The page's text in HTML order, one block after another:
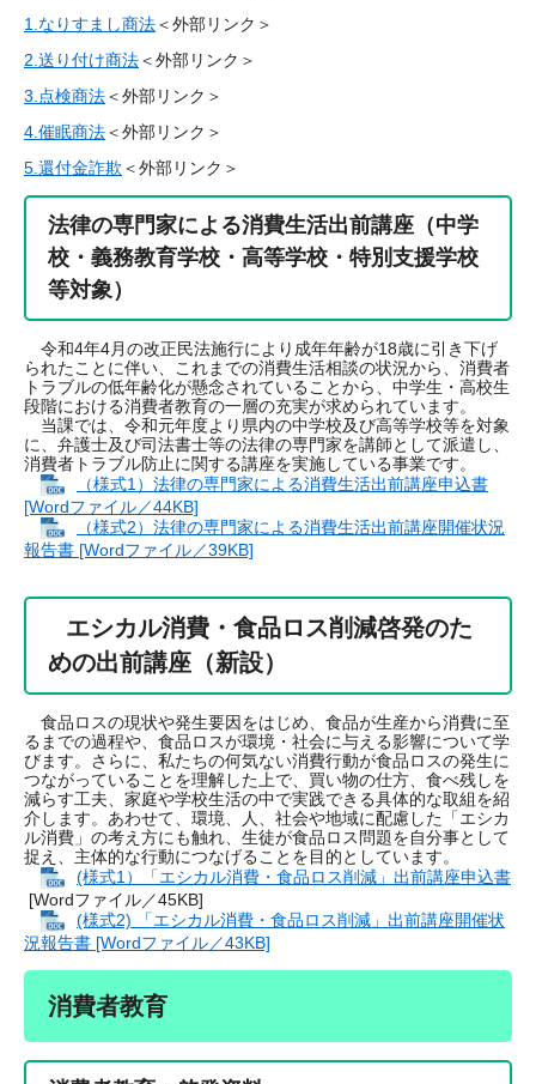
1.なりすまし商法＜外部リンク＞
2.送り付け商法＜外部リンク＞
3.点検商法＜外部リンク＞
4.催眠商法＜外部リンク＞
5.還付金詐欺 ＜外部リンク＞
法律の専門家による消費生活出前講座（中学
校・義務教育学校・高等学校・特別支援学校
等対象）
令和4年4月の改正民法施行により成年年齢が18歳に引き下げ
られたことに伴い、これまでの消費生活相談の状況から、消費者
トラブルの低年齢化が懸念されていることから、中学生・高校生
段階における消費者教育の一層の充実が求められています。
当課では、令和元年度より県内の中学校及び高等学校等を対象
に、弁護士及び司法書士等の法律の専門家を講師として派遣し、
消費者トラブル防止に関する講座を実施している事業です。
（様式1）法律の専門家による消費生活出前講座申込書
[Wordファイル／44KB]
（様式2）法律の専門家による消費生活出前講座開催状況
報告書 [Wordファイル／39KB]
エシカル消費・食品ロス削減啓発のた
めの出前講座（新設）
食品ロスの現状や発生要因をはじめ、食品が生産から消費に至
るまでの過程や、食品ロスが環境・社会に与える影響について学
びます。さらに、私たちの何気ない消費行動が食品ロスの発生に
つながっていることを理解した上で、買い物の仕方、食べ残しを
減らす工夫、家庭や学校生活の中で実践できる具体的な取組を紹
介します。あわせて、環境、人、社会や地域に配慮した「エシカ
ル消費」の考え方にも触れ、生徒が食品ロス問題を自分事として
捉え、主体的な行動につなげることを目的としています。
(様式1）「エシカル消費・食品ロス削減」出前講座申込書
[Wordファイル／45KB]
(様式2) 「エシカル消費・食品ロス削減」出前講座開催状
況報告書 [Wordファイル／43KB]
消費者教育